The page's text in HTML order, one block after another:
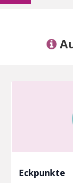
Eckpunkte